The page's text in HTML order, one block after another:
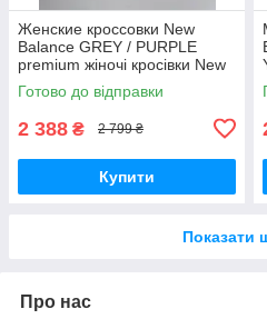
Женские кроссовки New
Balance GREY / PURPLE
premium жіночі кросівки New
Balance
Готово до відправки
2 388 ₴ 2 799 ₴
Купити
Показати
Про нас